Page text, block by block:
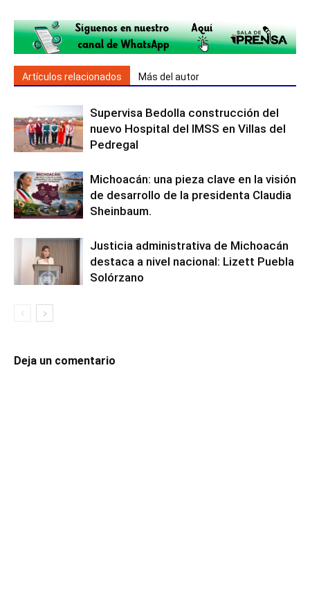
Artículos relacionados Más del autor
Supervisa Bedolla construcción del
nuevo Hospital del IMSS en Villas del
Pedregal
Michoacán: una pieza clave en la visión
de desarrollo de la presidenta Claudia
Sheinbaum.
Justicia administrativa de Michoacán
destaca a nivel nacional: Lizett Puebla
Solórzano
Deja un comentario